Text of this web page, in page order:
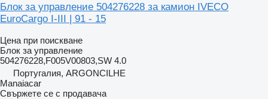
Блок за управление 504276228 за камион IVECO
EuroCargo I-III | 91 - 15
Цена при поискване
Блок за управление
504276228,F005V00803,SW 4.0
Португалия, ARGONCILHE
Manaiacar
Свържете се с продавача